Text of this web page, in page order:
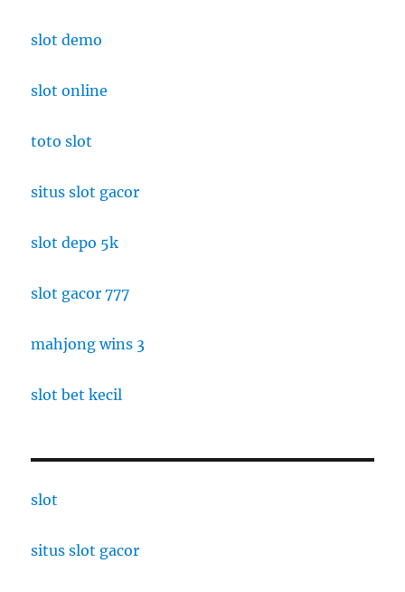
slot demo
slot online
toto slot
situs slot gacor
slot depo 5k
slot gacor 777
mahjong wins 3
slot bet kecil
slot
situs slot gacor